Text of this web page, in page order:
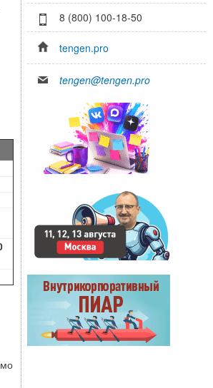
8 (800) 100-18-50
tengen.pro
tengen@tengen.pro